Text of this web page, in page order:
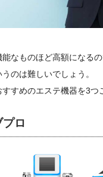
なものほど高額になる
のは難しいでしょう。
すめのエステ機器を3つ
ロ